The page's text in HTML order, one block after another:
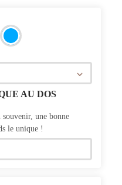
AU DOS
une bonne
le unique !